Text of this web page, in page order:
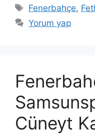
Etiketler
Fenerbahçe,
Yorum yap
Cüneyt